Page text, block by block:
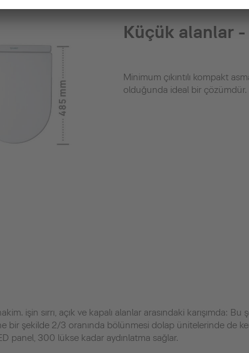
Küçük alanlar
Minimum çıkıntılı kompakt
olduğunda ideal bir çözümdür.
işin sırrı, açık ve kapalı alanlar arasındaki karışımda:
bir şekilde 2/3 oranında bölünmesi dolap ünitelerinde de
panel, 300 lükse kadar aydınlatma sağlar.